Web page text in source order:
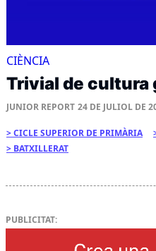
CIÈNCIA
Trivial de cultura
JUNIOR REPORT 24 DE JULIOL DE
CICLE SUPERIOR DE PRIMÀRIA
BATXILLERAT
PUBLICITAT: